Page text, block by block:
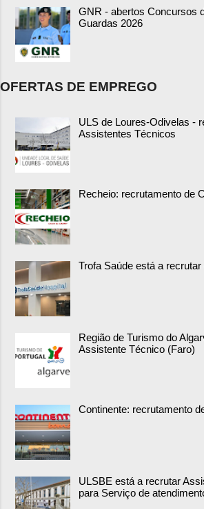
GNR - abertos Concursos
Guardas 2026
OFERTAS DE EMPREGO
ULS de Loures-Odivelas -
Assistentes Técnicos
Recheio: recrutamento de
Trofa Saúde está a
Região de Turismo do
Assistente Técnico (Faro)
Continente: recrutamento
ULSBE está a recrutar
para Serviço de